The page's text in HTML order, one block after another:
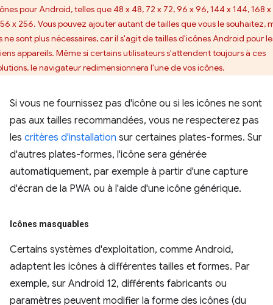
pour Android, telles que 48 x 48, 72 x 72, 96 x 96, 144 x 144, 168 x
x 256. Vous pouvez ajouter autant de tailles que vous le souhaitez,
ne sont plus nécessaires, car il s'agit de tailles d'icônes Android pour
appareils. Même si certains utilisateurs s'attendent toujours à ces
le navigateur redimensionnera l'une de vos icônes.
Si vous ne fournissez pas d'icône ou si les icônes ne sont
pas aux tailles recommandées, vous ne respecterez pas
les critères d'installation sur certaines plates-formes. Sur
d'autres plates-formes, l'icône sera générée
automatiquement, par exemple à partir d'une capture
d'écran de la PWA ou à l'aide d'une icône générique.
Icônes masquables
Certains systèmes d'exploitation, comme Android,
adaptent les icônes à différentes tailles et formes. Par
exemple, sur Android 12, différents fabricants ou
paramètres peuvent modifier la forme des icônes (du